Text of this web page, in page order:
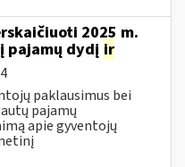
2025 m.
pajamų dydį ir
paklausimus bei
pajamų
apie gyventojų